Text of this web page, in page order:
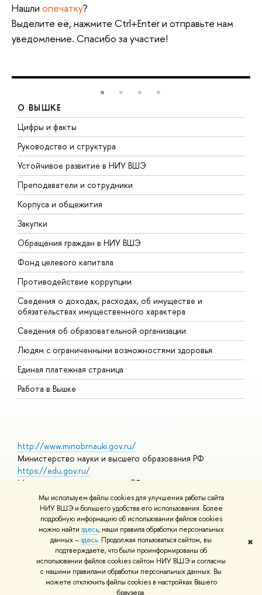
Мы используем файлы cookies для улучшения работы сайта
НИУ ВШЭ и большего удобства его использования. Более
подробную информацию об использовании файлов cookies
можно найти здесь, наши правила обработки персональных
данных –здесь. Продолжая пользоваться сайтом, вы
подтверждаете, что были проинформированы об
использовании файлов cookies сайтом НИУ ВШЭ и согласны
с нашими правилами обработки персональных данных. Вы
можете отключить файлы cookies в настройках Вашего
браузера.
✖
Нашли опечатку?
Выделите её, нажмите Ctrl+Enter и отправьте нам
уведомление. Спасибо за участие!
О ВЫШКЕ
Цифры и факты
Руководство и структура
Устойчивое развитие в НИУ ВШЭ
Преподаватели и сотрудники
Корпуса и общежития
Закупки
Обращения граждан в НИУ ВШЭ
Фонд целевого капитала
Противодействие коррупции
Сведения о доходах, расходах, об имуществе и
обязательствах имущественного характера
Сведения об образовательной организации
Людям с ограниченными возможностями здоровья
Единая платежная страница
Работа в Вышке
http://www.minobrnauki.gov.ru/
Министерство науки и высшего образования РФ
https://edu.gov.ru/
Министерство просвещения РФ
https://elearning.hse.ru/mooc
Массовые открытые онлайн-курсы
© НИУ ВШЭ 1993–2026 Адреса и контактыУсловия
использования материалов Политика конфиденциальности
Шрифты HSE Sans и HSE Slab разработаны вШколе дизайна НИУ